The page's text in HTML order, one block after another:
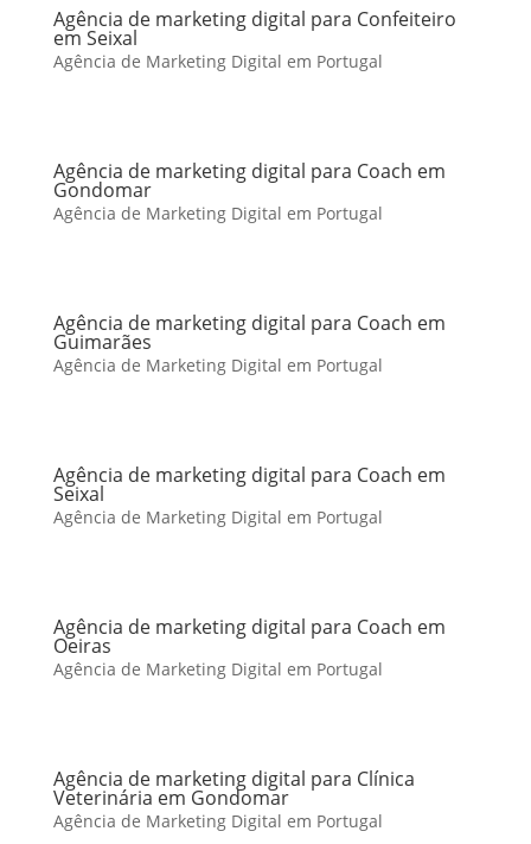
Agência de marketing digital para Confeiteiro
em Seixal
Agência de Marketing Digital em Portugal
Agência de marketing digital para Coach em
Gondomar
Agência de Marketing Digital em Portugal
Agência de marketing digital para Coach em
Guimarães
Agência de Marketing Digital em Portugal
Agência de marketing digital para Coach em
Seixal
Agência de Marketing Digital em Portugal
Agência de marketing digital para Coach em
Oeiras
Agência de Marketing Digital em Portugal
Agência de marketing digital para Clínica
Veterinária em Gondomar
Agência de Marketing Digital em Portugal